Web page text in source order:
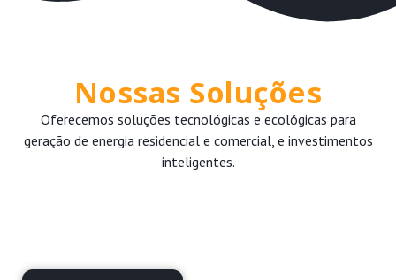
Nossas Soluções
Oferecemos soluções tecnológicas e ecológicas para
geração de energia residencial e comercial, e investimentos
inteligentes.